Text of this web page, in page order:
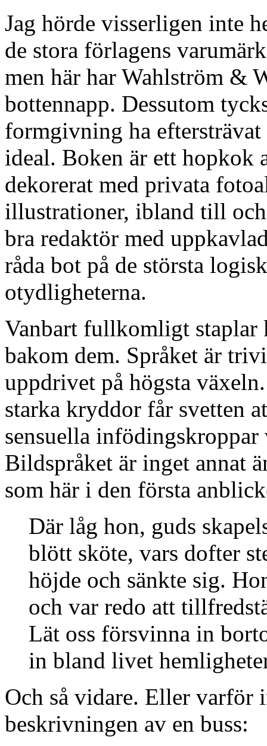
Jag hörde visserligen inte
de stora förlagens
men här har Wahlström &
bottennapp. Dessutom
formgivning ha
ideal. Boken är ett hopkok
dekorerat med privata
illustrationer, ibland till
bra redaktör med
råda bot på de största
otydligheterna.
Vanbart fullkomligt staplar
bakom dem. Språket är
uppdrivet på högsta
starka kryddor får svetten
sensuella
Bildspråket är inget annat
som här i den första
Där låg hon, guds
blött sköte, vars dofter
höjde och sänkte sig.
och var redo att
Lät oss försvinna in
in bland livet
Och så vidare. Eller varför
beskrivningen av en buss: